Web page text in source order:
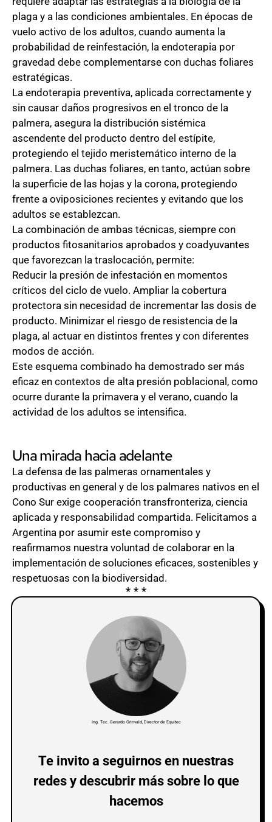
plaga y a las condiciones ambientales. En épocas de
vuelo activo de los adultos, cuando aumenta la
probabilidad de reinfestación, la endoterapia por
gravedad debe complementarse con duchas foliares
estratégicas.
La endoterapia preventiva, aplicada correctamente y
sin causar daños progresivos en el tronco de la
palmera, asegura la distribución sistémica
ascendente del producto dentro del estípite,
protegiendo el tejido meristemático interno de la
palmera. Las duchas foliares, en tanto, actúan sobre
la superficie de las hojas y la corona, protegiendo
frente a oviposiciones recientes y evitando que los
adultos se establezcan.
La combinación de ambas técnicas, siempre con
productos fitosanitarios aprobados y coadyuvantes
que favorezcan la traslocación, permite:
Reducir la presión de infestación en momentos
críticos del ciclo de vuelo. Ampliar la cobertura
protectora sin necesidad de incrementar las dosis de
producto. Minimizar el riesgo de resistencia de la
plaga, al actuar en distintos frentes y con diferentes
modos de acción.
Este esquema combinado ha demostrado ser más
eficaz en contextos de alta presión poblacional, como
ocurre durante la primavera y el verano, cuando la
actividad de los adultos se intensifica.
Una mirada hacia adelante
La defensa de las palmeras ornamentales y
productivas en general y de los palmares nativos en el
Cono Sur exige cooperación transfronteriza, ciencia
aplicada y responsabilidad compartida. Felicitamos a
Argentina por asumir este compromiso y
reafirmamos nuestra voluntad de colaborar en la
implementación de soluciones eficaces, sostenibles y
respetuosas con la biodiversidad.
Ing. Tec. Gerardo Grinvald, Director de Equitec
Te invito a seguirnos en nuestras
redes y descubrir más sobre lo que
hacemos